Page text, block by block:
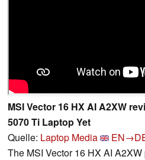
MSI Vector 16 HX AI A2XW
5070 Ti Laptop Yet
Quelle: Laptop Media
The MSI Vector 16 HX AI